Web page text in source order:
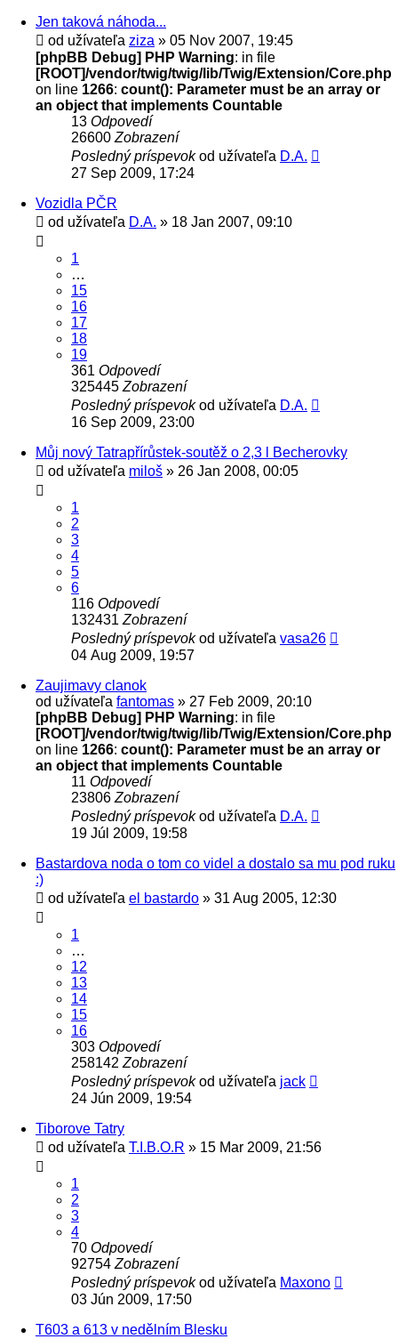
Jen taková náhoda...
od užívateľa ziza » 05 Nov 2007, 19:45
[phpBB Debug] PHP Warning: in file
[ROOT]/vendor/twig/twig/lib/Twig/Extension/Core.php
on line 1266: count(): Parameter must be an array or
an object that implements Countable
13 Odpovedí
26600 Zobrazení
Posledný príspevokod užívateľa D.A.
27 Sep 2009, 17:24
Vozidla PČR
od užívateľa D.A. » 18 Jan 2007, 09:10
1
…
15
16
17
18
19
361 Odpovedí
325445 Zobrazení
Posledný príspevokod užívateľa D.A.
16 Sep 2009, 23:00
Můj nový Tatrapřírůstek-soutěž o 2,3 l Becherovky
od užívateľa miloš » 26 Jan 2008, 00:05
1
2
3
4
5
6
116 Odpovedí
132431 Zobrazení
Posledný príspevokod užívateľa vasa26
04 Aug 2009, 19:57
Zaujimavy clanok
od užívateľa fantomas » 27 Feb 2009, 20:10
[phpBB Debug] PHP Warning: in file
[ROOT]/vendor/twig/twig/lib/Twig/Extension/Core.php
on line 1266: count(): Parameter must be an array or
an object that implements Countable
11 Odpovedí
23806 Zobrazení
Posledný príspevokod užívateľa D.A.
19 Júl 2009, 19:58
Bastardova noda o tom co videl a dostalo sa mu pod ruku
:)
od užívateľa el bastardo » 31 Aug 2005, 12:30
1
…
12
13
14
15
16
303 Odpovedí
258142 Zobrazení
Posledný príspevokod užívateľa jack
24 Jún 2009, 19:54
Tiborove Tatry
od užívateľa T.I.B.O.R » 15 Mar 2009, 21:56
1
2
3
4
70 Odpovedí
92754 Zobrazení
Posledný príspevokod užívateľa Maxono
03 Jún 2009, 17:50
T603 a 613 v nedělním Blesku